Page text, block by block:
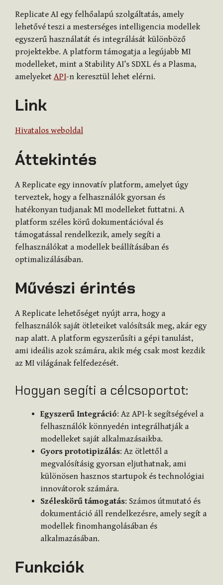
Replicate AI egy felhőalapú szolgáltatás, amely
lehetővé teszi a mesterséges intelligencia modellek
egyszerű használatát és integrálását különböző
projektekbe. A platform támogatja a legújabb MI
modelleket, mint a Stability AI’s SDXL és a Plasma,
amelyeket API-n keresztül lehet elérni.
Link
Hivatalos weboldal
Áttekintés
A Replicate egy innovatív platform, amelyet úgy
terveztek, hogy a felhasználók gyorsan és
hatékonyan tudjanak MI modelleket futtatni. A
platform széles körű dokumentációval és
támogatással rendelkezik, amely segíti a
felhasználókat a modellek beállításában és
optimalizálásában.
Művészi érintés
A Replicate lehetőséget nyújt arra, hogy a
felhasználók saját ötleteiket valósítsák meg, akár egy
nap alatt. A platform egyszerűsíti a gépi tanulást,
ami ideális azok számára, akik még csak most kezdik
az MI világának felfedezését.
Hogyan segíti a célcsoportot:
Egyszerű Integráció: Az API-k segítségével a
felhasználók könnyedén integrálhatják a
modelleket saját alkalmazásaikba.
Gyors prototipizálás: Az ötlettől a
megvalósításig gyorsan eljuthatnak, ami
különösen hasznos startupok és technológiai
innovátorok számára.
Széleskörű támogatás: Számos útmutató és
dokumentáció áll rendelkezésre, amely segít a
modellek finomhangolásában és
alkalmazásában.
Funkciók